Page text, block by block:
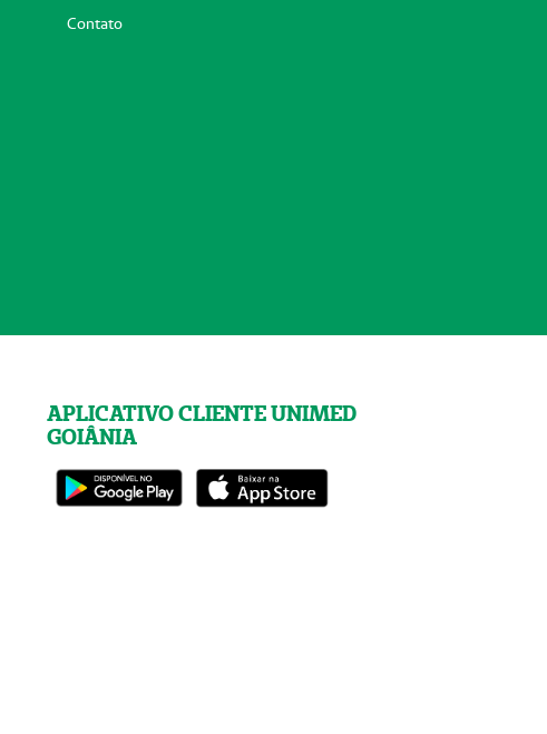
Contato
APLICATIVO CLIENTE UNIMED
GOIÂNIA